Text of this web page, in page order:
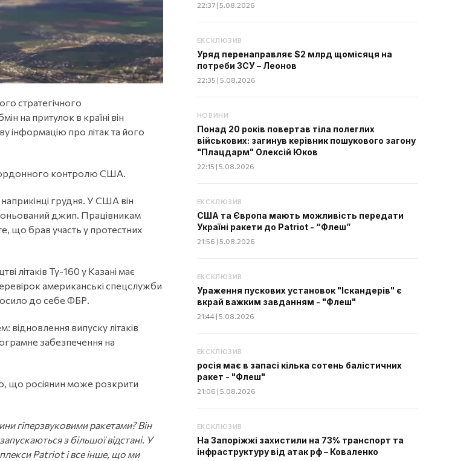
стратегічного
на притулок в країні він
про літак та його
контролю США.
грудня. У США він
джип. Працівникам
що брав участь у протестних
літаків Ту-160 у Казані має
американські спецслужби
до себе ФБР.
випуску літаків
забезпечення на
що росіянин може розкрити
гіперзвуковими ракетами? Він
з більшої відстані. У
Patriot і все інше, що ми
22:37 | 5.08.2026
ЕКСКЛЮЗИВ
Уряд перенаправляє $2 млрд щомісяця на
потреби ЗСУ – Леонов
22:35 | 5.08.2026
НОВИНИ
Понад 20 років повертав тіла полеглих
військових: загинув керівник пошукового загону
"Плацдарм" Олексій Юков
22:15 | 5.08.2026
ЕКСКЛЮЗИВ
США та Європа мають можливість передати
Україні ракети до Patriot - “Флеш”
21:56 | 5.08.2026
ЕКСКЛЮЗИВ
Ураження пускових установок "Іскандерів" є
вкрай важким завданням - "Флеш"
21:44 | 5.08.2026
ЕКСКЛЮЗИВ
росія має в запасі кілька сотень балістичних
ракет - "Флеш"
21:06 | 5.08.2026
ЕКСКЛЮЗИВ
На Запоріжжі захистили на 73% транспорт та
інфраструктуру від атак рф – Коваленко